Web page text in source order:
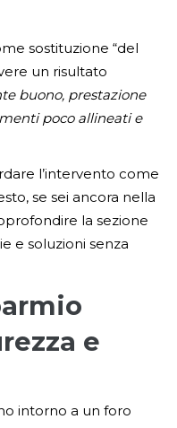
sostituzione “del
un risultato
buono, prestazione
poco allineati e
l’intervento come
se sei ancora nella
la sezione
e soluzioni senza
e
intorno a un foro